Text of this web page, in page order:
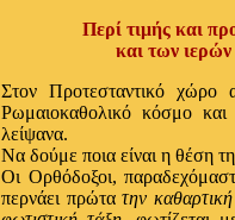
Περί τιμής και
και των ιερών
Στον Προτεσταντικό χώρο
Ρωμαιοκαθολικό κόσμο
λείψανα.
Να δούμε ποια είναι η θέση
Οι Ορθόδοξοι,
περνάει πρώτατην